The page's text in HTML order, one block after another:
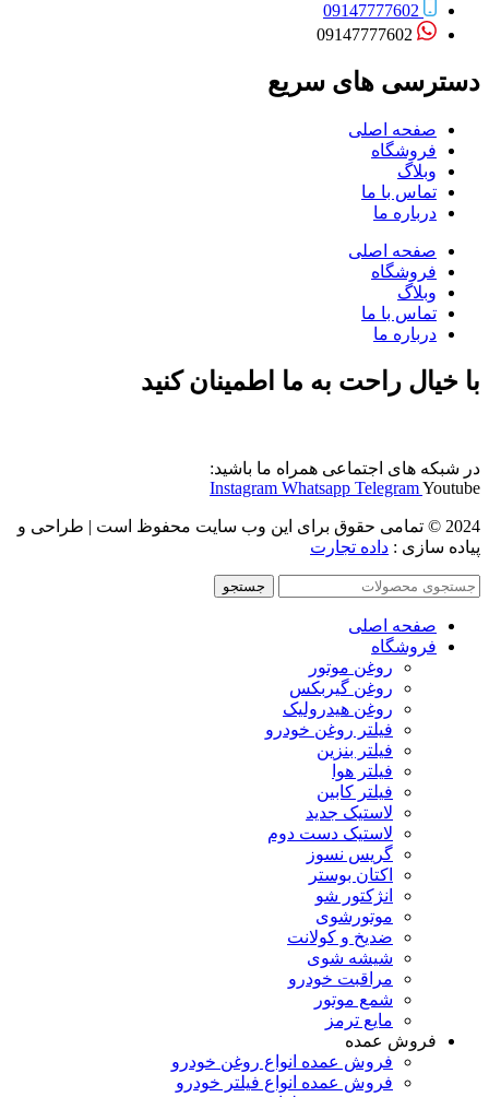
09147777602
09147777602
دسترسی های سریع
صفحه اصلی
فروشگاه
وبلاگ
تماس با ما
درباره ما
صفحه اصلی
فروشگاه
وبلاگ
تماس با ما
درباره ما
با خیال راحت به ما اطمینان کنید
در شبکه های اجتماعی همراه ما باشید:
Instagram Whatsapp TelegramYoutube
2024 © تمامی حقوق برای این وب سایت محفوظ است | طراحی و
پیاده سازی : داده تجارت
جستجو
صفحه اصلی
فروشگاه
روغن موتور
روغن گیربکس
روغن هیدرولیک
فیلتر روغن خودرو
فیلتر بنزین
فیلتر هوا
فیلتر کابین
لاستیک جدید
لاستیک دست دوم
گریس نسوز
اکتان بوستر
انژکتور شو
موتورشوی
ضدیخ و کولانت
شیشه شوی
مراقبت خودرو
شمع موتور
مایع ترمز
فروش عمده
فروش عمده انواع روغن خودرو
فروش عمده انواع فیلتر خودرو